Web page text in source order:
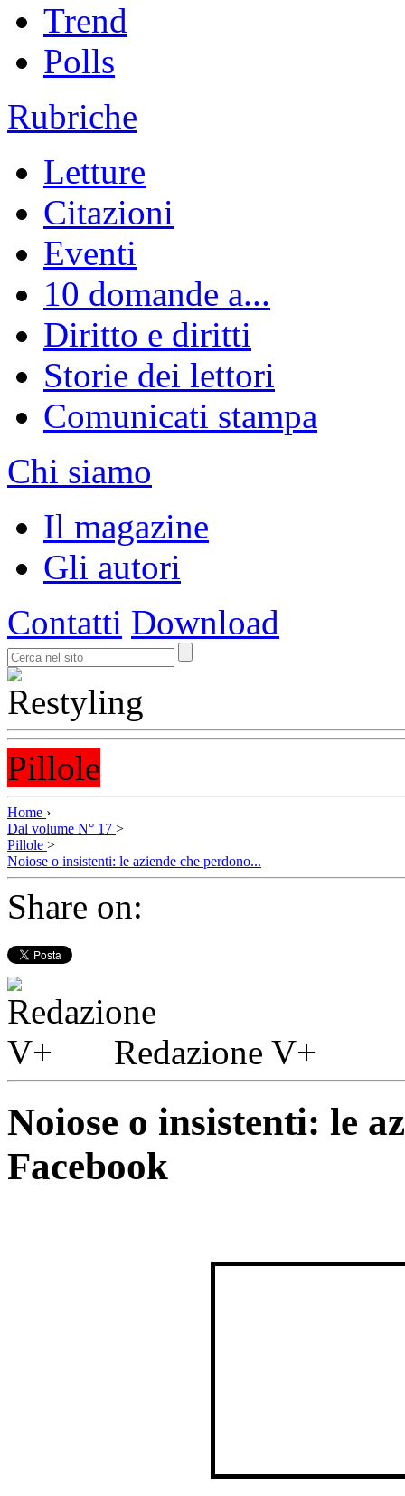
Trend
Polls
Rubriche
Letture
Citazioni
Eventi
10 domande a...
Diritto e diritti
Storie dei lettori
Comunicati stampa
Chi siamo
Il magazine
Gli autori
Contatti Download
Pillole
Home ›
Dal volume N° 17 >
Pillole >
Noiose o insistenti: le aziende che perdono...
Share on:
Redazione V+
Noiose o insistenti: le
Facebook